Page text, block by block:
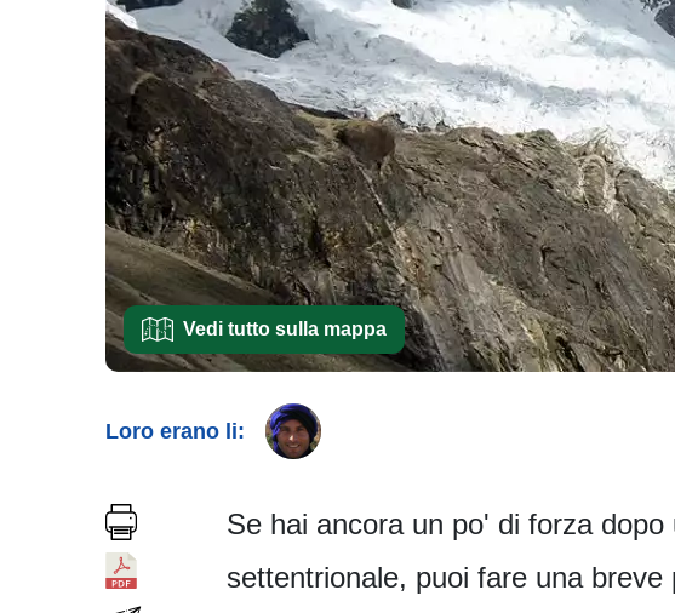
Vedi tutto sulla mappa
Loro erano li:
Se hai ancora un po' di forza
settentrionale, puoi fare una